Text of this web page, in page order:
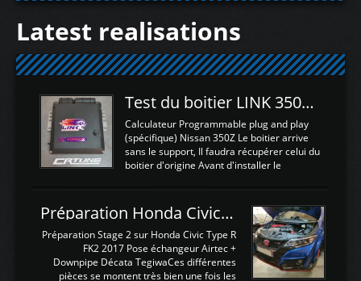
Latest realisations
Test du boitier LINK 350Z Plugin ECU
Calculateur Programmable plug and play
(spécifique) Nissan 350Z Le boitier arrive
sans le support, Il faudra récupérer celui du
boitier d'origine Avant d'installer le
d'envoyer l'information de la large bande
dans le boitier. sydney sweeney deepfake
La sortie 0-5V de l'afr sera connectée sur
l'entrée AN Volt 8 et GndAN pour
Analogique, et Volt car l'information est une
tension (Pas une résistance variable d'un
Préparation Honda Civic Type R FK2
Préparation Stage 2 sur Honda Civic Type R
FK2 2017 Pose échangeur Airtec +
Downpipe Décata TegiwaCes différentes
pièces se montent très bien une fois les